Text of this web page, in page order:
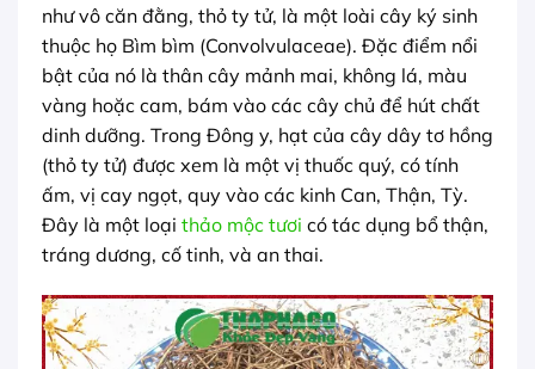
như vô căn đằng, thỏ ty tử, là một loài cây ký sinh
thuộc họ Bìm bìm (Convolvulaceae). Đặc điểm nổi
bật của nó là thân cây mảnh mai, không lá, màu
vàng hoặc cam, bám vào các cây chủ để hút chất
dinh dưỡng. Trong Đông y, hạt của cây dây tơ hồng
(thỏ ty tử) được xem là một vị thuốc quý, có tính
ấm, vị cay ngọt, quy vào các kinh Can, Thận, Tỳ.
Đây là một loại thảo mộc tươi có tác dụng bổ thận,
tráng dương, cố tinh, và an thai.